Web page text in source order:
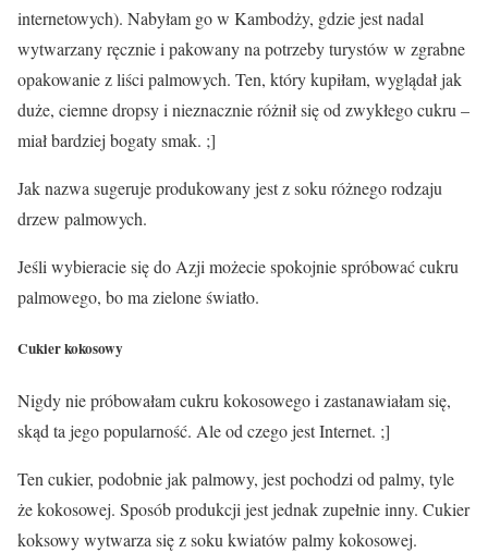
internetowych). Nabyłam go w Kambodży, gdzie jest nadal
wytwarzany ręcznie i pakowany na potrzeby turystów w zgrabne
opakowanie z liści palmowych. Ten, który kupiłam, wyglądał jak
duże, ciemne dropsy i nieznacznie różnił się od zwykłego cukru –
miał bardziej bogaty smak. ;]
Jak nazwa sugeruje produkowany jest z soku różnego rodzaju
drzew palmowych.
Jeśli wybieracie się do Azji możecie spokojnie spróbować cukru
palmowego, bo ma zielone światło.
Cukier kokosowy
Nigdy nie próbowałam cukru kokosowego i zastanawiałam się,
skąd ta jego popularność. Ale od czego jest Internet. ;]
Ten cukier, podobnie jak palmowy, jest pochodzi od palmy, tyle
że kokosowej. Sposób produkcji jest jednak zupełnie inny. Cukier
koksowy wytwarza się z soku kwiatów palmy kokosowej.